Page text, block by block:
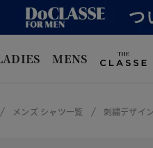
MENS
メンズ シャツ一覧 刺繍デザイ